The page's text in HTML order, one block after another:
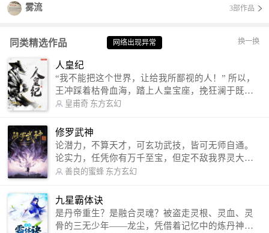
雾流 3部作品
同类精选作品 换一换
人皇纪
“我不能把这个世界，让给我所鄙视的人！” 所以，
王冲踩着枯骨血海，踏上人皇宝座，挽狂澜于既
倒，扶大厦之将倾，成就了一段无上的传说！ 微信
微博：皇甫奇（地址：http://weibo.com/u/25284575
87） QQ交流群：320238210【普通群】 574501330
【VIP订阅群】 欢迎大家关注。
皇甫奇 东方玄幻
修罗武神
论潜力，不算天才，可玄功武技，皆可无师自通。
论实力，任凭你有万千至宝，但定不敌我界灵大
军。 我是谁？天下众生视我为修罗，却不知，我以
信公众号：善良的蜜蜂后援会）
善良的蜜蜂 东方玄幻
九星霸体诀
是丹帝重生？是融合灵魂？被盗走灵根、灵血、灵
骨的三无少年——龙尘，凭借着记忆中的炼丹神
网络出现异常